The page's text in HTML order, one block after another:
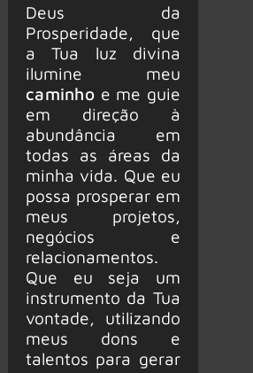
Deus da
Prosperidade, que
a Tua luz divina
ilumine meu
caminho e me guie
em direção à
abundância em
todas as áreas da
minha vida. Que eu
possa prosperar em
meus projetos,
negócios e
relacionamentos.
Que eu seja um
instrumento da Tua
vontade, utilizando
meus dons e
talentos para gerar